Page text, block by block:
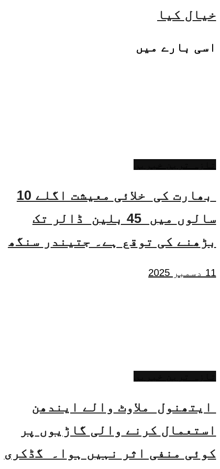
خیال کیا
اسی بارے میں
بھارت کی خلائی معیشت اگلے 10
سالوں میں 45 بلین ڈالر تک
بڑھنے کی توقع ہے۔ جتیندر سنگھ
11 دسمبر 2025
ایتھنول ملاوٹ والے ایندھن
استعمال کرنے والی گاڑیوں پر
کوئی منفی اثر نہیں ہوا۔ گڈکری